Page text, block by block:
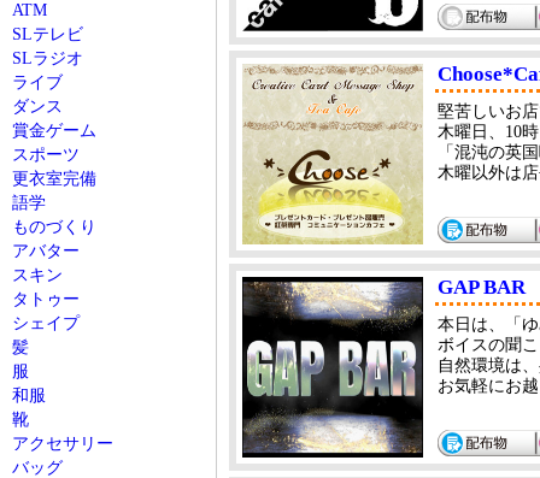
ATM
SLテレビ
SLラジオ
ライブ
ダンス
賞金ゲーム
スポーツ
更衣室完備
語学
ものづくり
アバター
スキン
タトゥー
シェイプ
髪
服
和服
靴
アクセサリー
バッグ
堅苦しいお
木曜日、10
「混沌の英
木曜以外は
GAP BAR
本日は、「
ボイスの聞
自然環境は
お気軽にお越